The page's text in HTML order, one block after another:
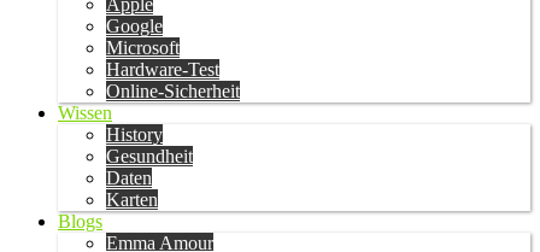
Apple
Google
Microsoft
Hardware-Test
Online-Sicherheit
Wissen
History
Gesundheit
Daten
Karten
Blogs
Emma Amour